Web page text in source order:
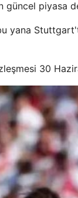
güncel
yana
30